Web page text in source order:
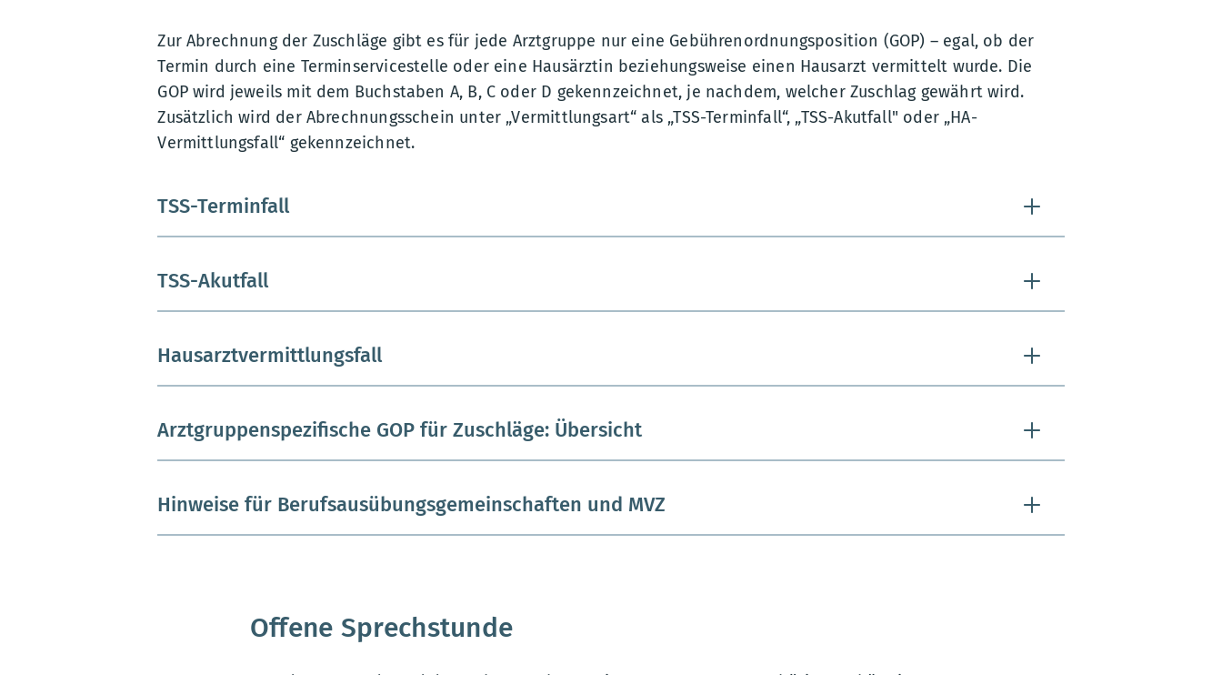
Zur Abrechnung der Zuschläge gibt es für jede Arztgruppe nur eine Gebührenordnungsposition (GOP) – egal, ob der
Termin durch eine Terminservicestelle oder eine Hausärztin beziehungsweise einen Hausarzt vermittelt wurde. Die
GOP wird jeweils mit dem Buchstaben A, B, C oder D gekennzeichnet, je nachdem, welcher Zuschlag gewährt wird.
Zusätzlich wird der Abrechnungsschein unter „Vermittlungsart“ als „TSS-Terminfall“, „TSS-Akutfall" oder „HA-
Vermittlungsfall“ gekennzeichnet.
TSS-Terminfall
TSS-Akutfall
Hausarztvermittlungsfall
Arztgruppenspezifische GOP für Zuschläge: Übersicht
Hinweise für Berufsausübungsgemeinschaften und MVZ
Offene Sprechstunde